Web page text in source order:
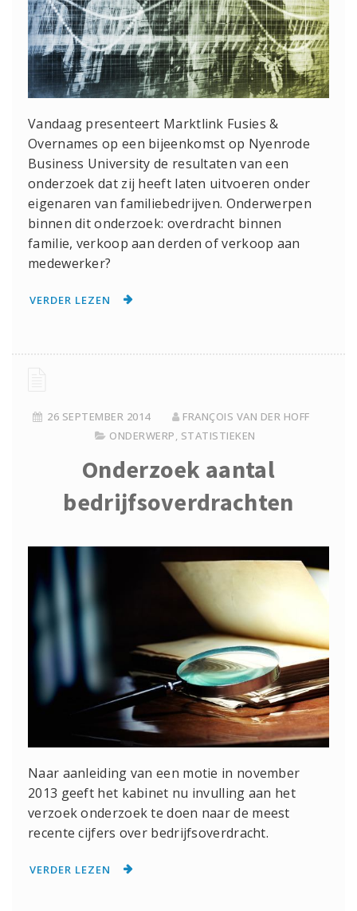
Vandaag presenteert Marktlink Fusies &
Overnames op een bijeenkomst op Nyenrode
Business University de resultaten van een
onderzoek dat zij heeft laten uitvoeren onder
eigenaren van familiebedrijven. Onderwerpen
binnen dit onderzoek: overdracht binnen
familie, verkoop aan derden of verkoop aan
medewerker?
VERDER LEZEN
26 SEPTEMBER 2014
FRANÇOIS VAN DER HOFF
ONDERWERP, STATISTIEKEN
Onderzoek aantal
bedrijfsoverdrachten
Naar aanleiding van een motie in november
2013 geeft het kabinet nu invulling aan het
verzoek onderzoek te doen naar de meest
recente cijfers over bedrijfsoverdracht.
VERDER LEZEN